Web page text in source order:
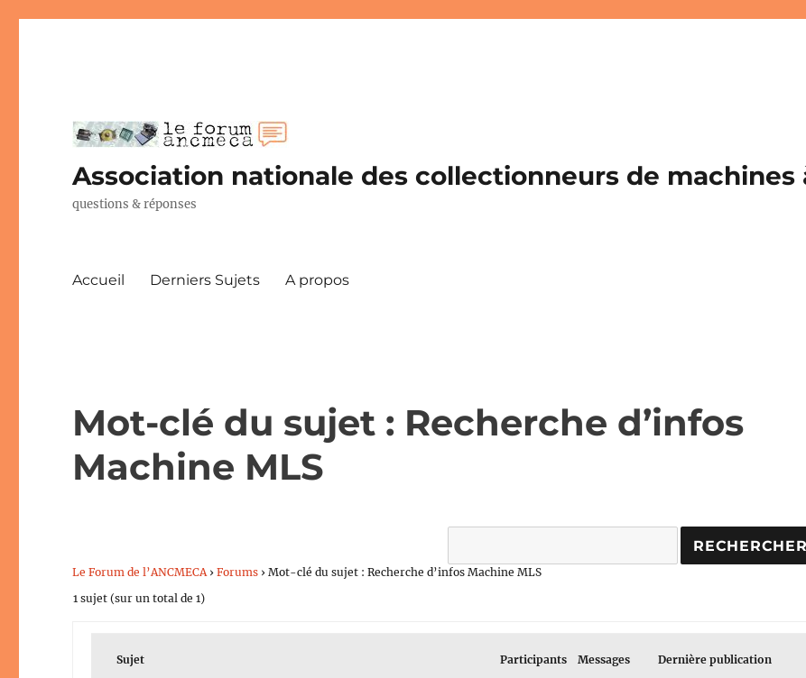
Association nationale des collectionneurs de
questions & réponses
Accueil Derniers Sujets A propos
Mot-clé du sujet : Recherche d’infos
Machine MLS
Le Forum de l’ANCMECA › Forums › Mot-clé du sujet : Recherche d’infos Machine MLS
1 sujet (sur un total de 1)
Sujet Participants Messages Dernière publication